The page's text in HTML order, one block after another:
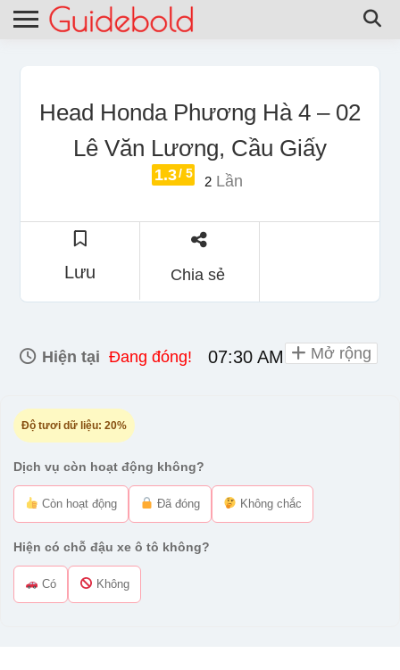
Head Honda Phương Hà 4 – 02
Lê Văn Lương, Cầu Giấy
1.3/ 5
2 Lần
Lưu Chia sẻ
Hiện tại Đang đóng! 07:30 AM - 06:30 PM
Độ tươi dữ liệu: 20%
Dịch vụ còn hoạt động không?
Còn hoạt động Đã đóng Không chắc
Hiện có chỗ đậu xe ô tô không?
Có Không
Mở rộng